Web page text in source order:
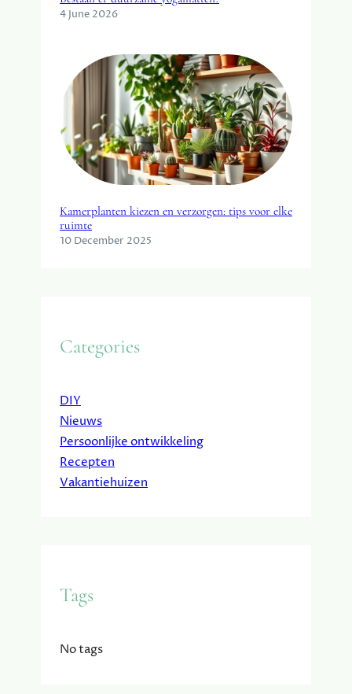
4 June 2026
Kamerplanten kiezen en verzorgen: tips voor elke
ruimte
10 December 2025
Categories
DIY
Nieuws
Persoonlijke ontwikkeling
Recepten
Vakantiehuizen
Tags
No tags